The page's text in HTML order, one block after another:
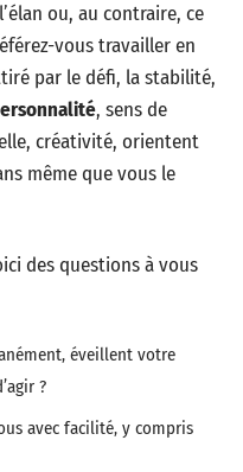
ou, au contraire, ce
vous travailler en
par le défi, la stabilité,
, sens de
créativité, orientent
même que vous le
des questions à vous
éveillent votre
?
avec facilité, y compris